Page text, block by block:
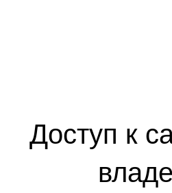
Доступ к